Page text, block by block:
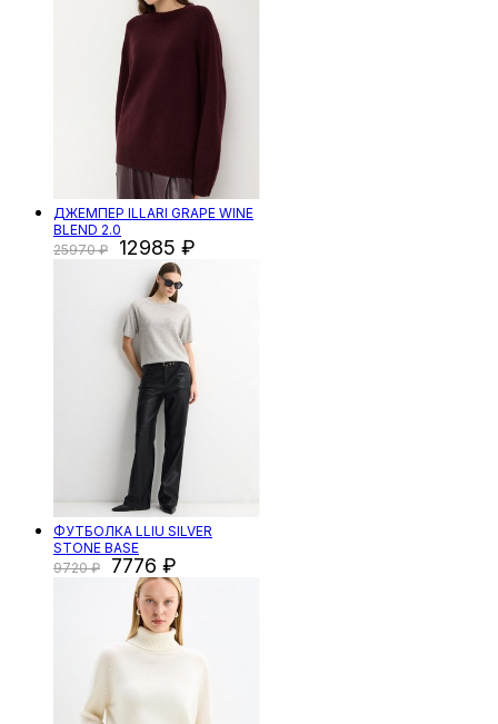
ДЖЕМПЕР ILLARI GRAPE WINE
BLEND 2.0
25970
12985
ФУТБОЛКА LLIU SILVER
STONE BASE
9720
7776